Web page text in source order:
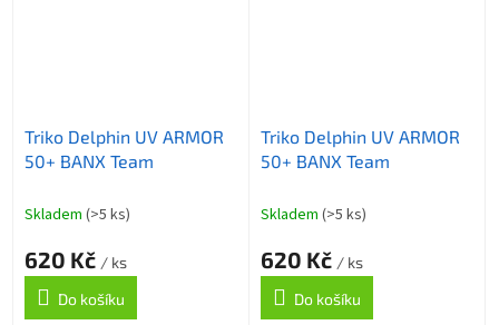
Triko Delphin UV ARMOR
50+ BANX Team
Skladem (>5 ks)
620 Kč / ks
Do košíku
Triko Delphin UV ARMOR
50+ BANX Team
Skladem (>5 ks)
620 Kč / ks
Do košíku